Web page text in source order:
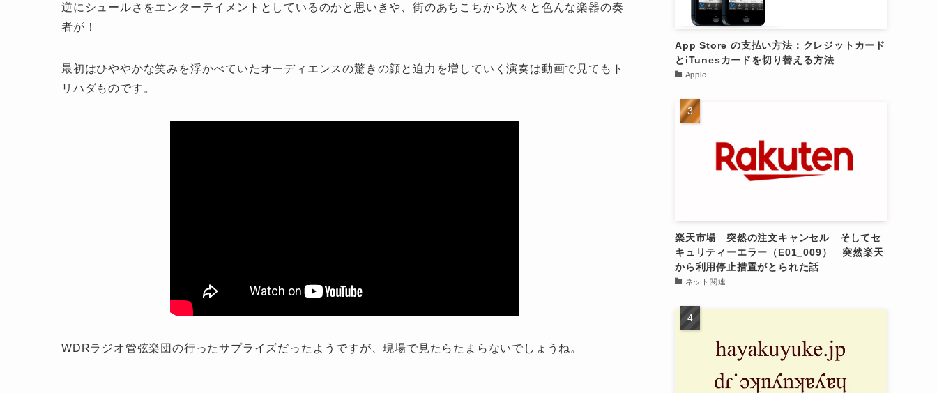
逆にシュールさをエンターテイメントとしているのかと思いきや、街のあちこちから次々と色んな楽器の奏
者が！
最初はひややかな笑みを浮かべていたオーディエンスの驚きの顔と迫力を増していく演奏は動画で見てもト
リハダものです。
WDRラジオ管弦楽団の行ったサプライズだったようですが、現場で見たらたまらないでしょうね。
App Store の支払い方法：クレジットカード
とiTunesカードを切り替える方法
Apple
楽天市場 突然の注文キャンセル そしてセ
キュリティーエラー（E01_009） 突然楽天
から利用停止措置がとられた話
ネット関連